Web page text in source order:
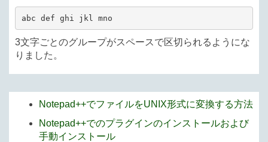
abc def ghi jkl mno
3文字ごとのグループがスペースで区切られるようにな
りました。
Notepad++でファイルをUNIX形式に変換する方法
Notepad++でのプラグインのインストールおよび
手動インストール